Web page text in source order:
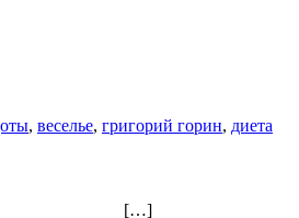
, веселье, григорий горин, диета